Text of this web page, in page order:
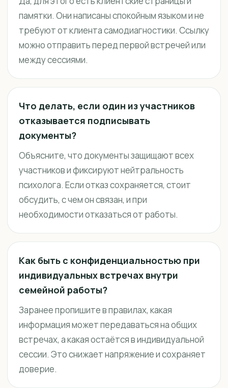
памятки. Они написаны спокойным языком и не
требуют от клиента самодиагностики. Ссылку
можно отправить перед первой встречей или
между сессиями.
Что делать, если один из участников
отказывается подписывать
документы?
Объясните, что документы защищают всех
участников и фиксируют нейтральность
психолога. Если отказ сохраняется, стоит
обсудить, с чем он связан, и при
необходимости отказаться от работы.
Как быть с конфиденциальностью при
индивидуальных встречах внутри
семейной работы?
Заранее пропишите в правилах, какая
информация может передаваться на общих
встречах, а какая остаётся в индивидуальной
сессии. Это снижает напряжение и сохраняет
доверие.